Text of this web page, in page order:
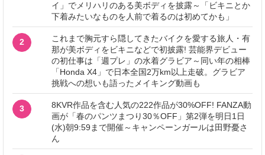
イ」でメリハリのある美ボディを披露～「ビキニとか
下着みたいなものを人前で着るのは初めてかも」
2
これまで胸元すら隠してきたバイクを愛する旅人・有
那が美ボディをビキニなどで初披露! 芸能界デビュー
の初仕事は「週プレ」の水着グラビア～同い年の相棒
「Honda X4」で日本全国2万km以上走破。グラビア
挑戦への想いも語ったメイキング動画も
3
8KVR作品を含む人気の222作品が30%OFF! FANZA動
画が「春のパンツまつり30％OFF」第2弾を明日1日
(水)朝9:59まで開催～キャンペーンガールは田野憂さ
ん